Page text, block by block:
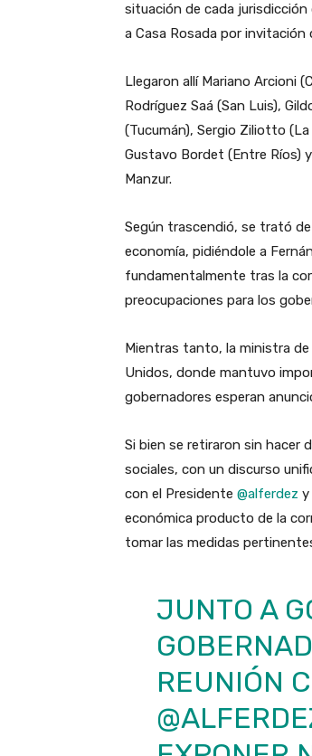
situación de cada
a Casa Rosada por invitación
Llegaron allí Mariano Arcioni
Rodríguez Saá (San Luis),
(Tucumán), Sergio Ziliotto
Gustavo Bordet (Entre Ríos)
Manzur.
Según trascendió, se trató
economía, pidiéndole a
fundamentalmente tras la
preocupaciones para los
Mientras tanto, la ministra de
Unidos, donde mantuvo
gobernadores esperan
Si bien se retiraron sin hacer
sociales, con un discurso
con el Presidente @alferdez y
económica producto de la
tomar las medidas
JUNTO A
REUNIÓN